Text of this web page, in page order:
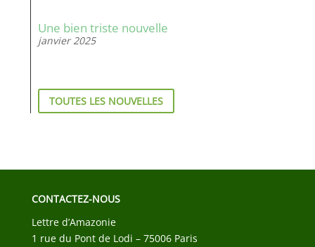
Une bien triste nouvelle
janvier 2025
TOUTES LES NOUVELLES
CONTACTEZ-NOUS
Lettre d’Amazonie
1 rue du Pont de Lodi – 75006 Paris